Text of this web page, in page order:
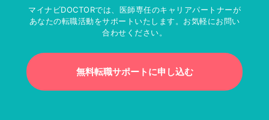
マイナビDOCTORでは、医師専任のキャリアパートナーが
あなたの転職活動をサポートいたします。お気軽にお問い
合わせください。
無料転職サポートに申し込む